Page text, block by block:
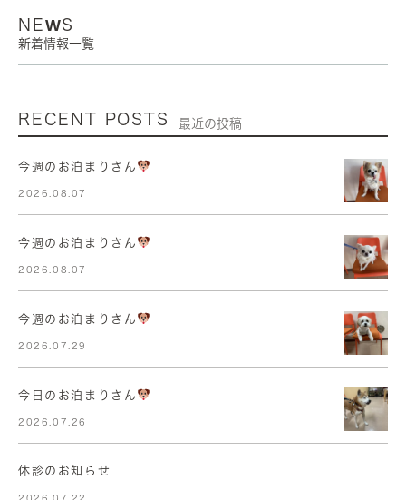
NEWS
新着情報一覧
RECENT POSTS 最近の投稿
今週のお泊まりさん
2026.08.07
今週のお泊まりさん
2026.08.07
今週のお泊まりさん
2026.07.29
今日のお泊まりさん
2026.07.26
休診のお知らせ
2026.07.22